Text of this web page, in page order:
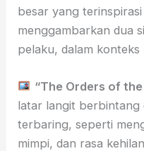
besar yang
menggambarkan dua
pelaku, dalam konteks
“The Orders of
latar langit berbintang
terbaring, seperti
mimpi, dan rasa